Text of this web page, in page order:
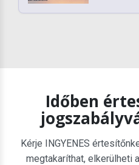
Időben
Kérje INGYENES
megtakaríthat, elkerülheti